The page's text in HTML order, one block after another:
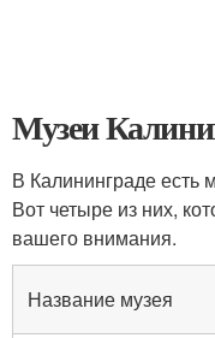
Музеи
В Калининграде есть
Вот четыре из них,
вашего внимания.
Название музея